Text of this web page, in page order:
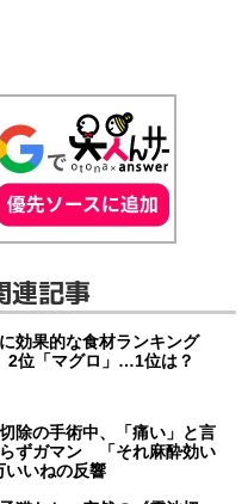
連記事
に効果的な食材ランキング
2位「マグロ」…1位は？
除の手術中、「痛い」と言
ずガマン 「それ麻酔効い
いいねの反響